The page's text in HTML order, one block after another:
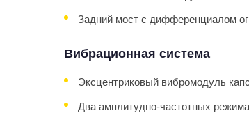
Задний мост с дифференциалом
Вибрационная система
Эксцентриковый вибромодуль
Два амплитудно-частотных